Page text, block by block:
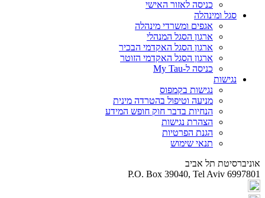
כניסה לאזור האישי
סגל ומינהלה
אגפים ומשרדי מינהלה
ארגון הסגל המנהלי
ארגון הסגל האקדמי הבכיר
ארגון הסגל האקדמי הזוטר
כניסה ל-My Tau
נגישות
נגישות בקמפוס
מניעה וטיפול בהטרדה מינית
הנחיות בדבר חוק חופש המידע
הצהרת נגישות
הגנת הפרטיות
תנאי שימוש
אוניברסיטת תל אביב
P.O. Box 39040, Tel Aviv 6997801